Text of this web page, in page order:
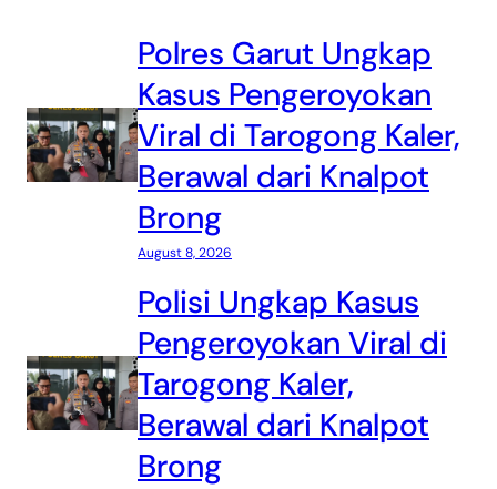
Polres Garut Ungkap
Kasus Pengeroyokan
Viral di Tarogong Kaler,
Berawal dari Knalpot
Brong
August 8, 2026
Polisi Ungkap Kasus
Pengeroyokan Viral di
Tarogong Kaler,
Berawal dari Knalpot
Brong